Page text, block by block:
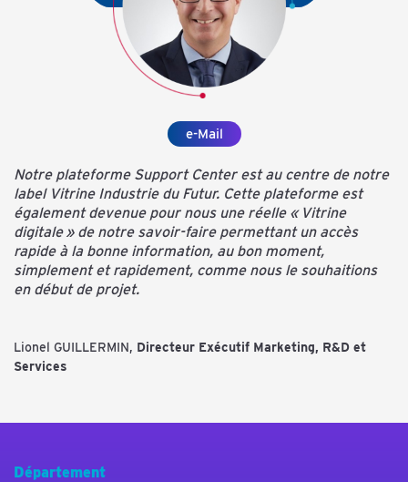
e-Mail
Notre plateforme Support Center est au centre de notre
label Vitrine Industrie du Futur. Cette plateforme est
également devenue pour nous une réelle « Vitrine
digitale » de notre savoir-faire permettant un accès
rapide à la bonne information, au bon moment,
simplement et rapidement, comme nous le souhaitions
en début de projet.
Lionel GUILLERMIN, Directeur Exécutif Marketing, R&D et
Services
Département